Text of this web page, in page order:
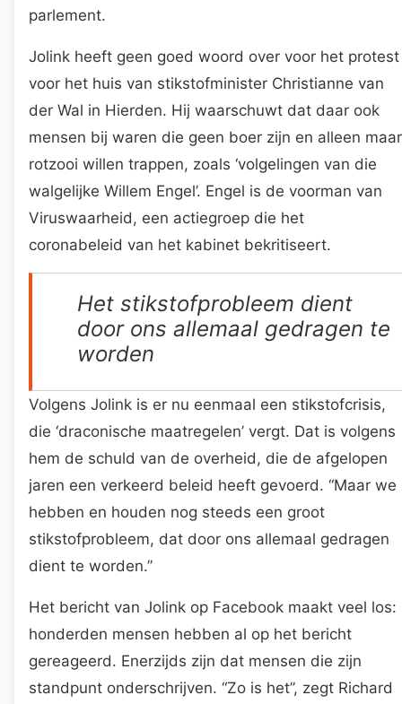
parlement.
Jolink heeft geen goed woord over voor het protest
voor het huis van stikstofminister Christianne van
der Wal in Hierden. Hij waarschuwt dat daar ook
mensen bij waren die geen boer zijn en alleen maar
rotzooi willen trappen, zoals ‘volgelingen van die
walgelijke Willem Engel’. Engel is de voorman van
Viruswaarheid, een actiegroep die het
coronabeleid van het kabinet bekritiseert.
Het stikstofprobleem dient
door ons allemaal gedragen te
worden
Volgens Jolink is er nu eenmaal een stikstofcrisis,
die ‘draconische maatregelen’ vergt. Dat is volgens
hem de schuld van de overheid, die de afgelopen
jaren een verkeerd beleid heeft gevoerd. “Maar we
hebben en houden nog steeds een groot
stikstofprobleem, dat door ons allemaal gedragen
dient te worden.”
Het bericht van Jolink op Facebook maakt veel los:
honderden mensen hebben al op het bericht
gereageerd. Enerzijds zijn dat mensen die zijn
standpunt onderschrijven. “Zo is het”, zegt Richard